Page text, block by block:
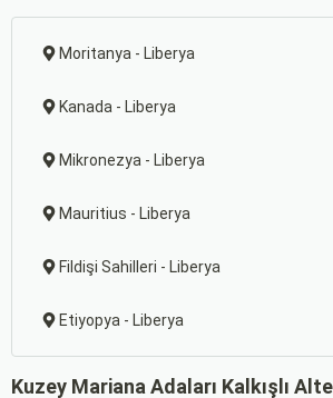
Moritanya - Liberya
Kanada - Liberya
Mikronezya - Liberya
Mauritius - Liberya
Fildişi Sahilleri - Liberya
Etiyopya - Liberya
Kuzey Mariana Adaları Kalkışlı